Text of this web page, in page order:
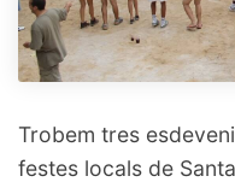
Trobem tres
festes locals de